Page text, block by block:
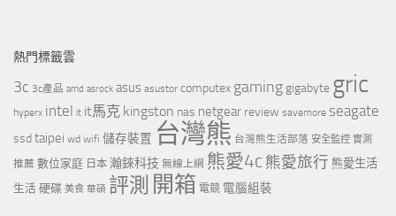
熱門標籤雲
3c 3c產品 amd asrock asus asustor computex gaming gigabyte gric
hyperx intel it it馬克 kingston nas netgear review savemore seagate
ssdtaipei wd wifi 儲存裝置 台灣熊 台灣熊生活部落 安全監控 實測
推薦 數位家庭 日本 瀚錸科技 無線上網 熊愛4c 熊愛旅行 熊愛生活
生活 硬碟 美食 華碩 評測 開箱 電競 電腦組裝